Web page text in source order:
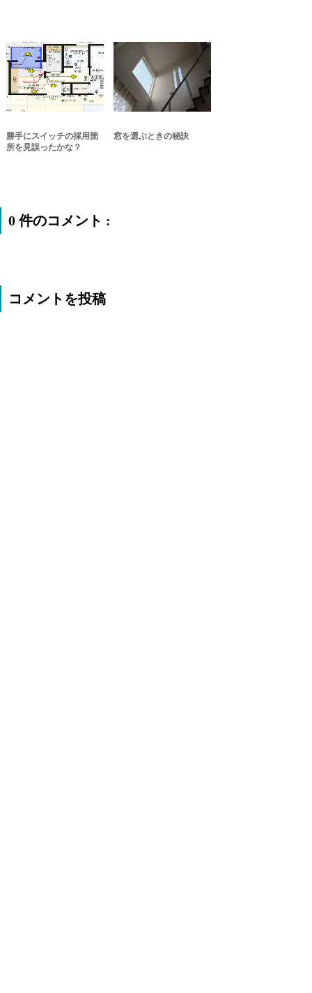
勝手にスイッチの採用箇
所を見誤ったかな？
窓を選ぶときの秘訣
0 件のコメント :
コメントを投稿